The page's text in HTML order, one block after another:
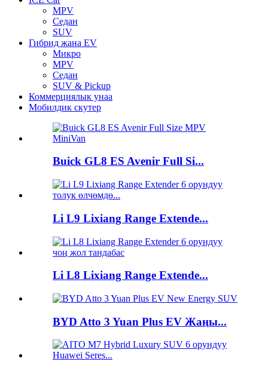
MPV
Седан
SUV
Гибрид жана EV
Микро
MPV
Седан
SUV & Pickup
Коммерциялык унаа
Мобилдик скутер
Buick GL8 ES Avenir Full Si...
Li L9 Lixiang Range Extende...
Li L8 Lixiang Range Extende...
BYD Atto 3 Yuan Plus EV Жаңы...